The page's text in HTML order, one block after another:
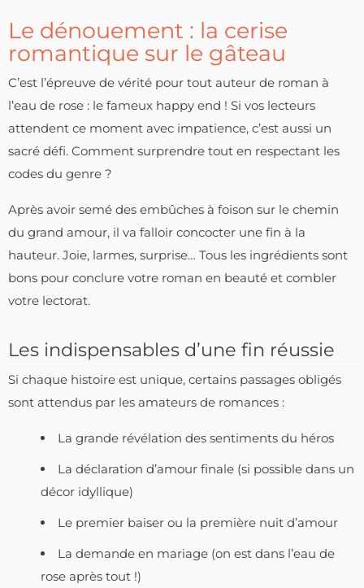
Le dénouement : la cerise
romantique sur le gâteau
C’est l’épreuve de vérité pour tout auteur de roman à
l’eau de rose : le fameux happy end ! Si vos lecteurs
attendent ce moment avec impatience, c’est aussi un
sacré défi. Comment surprendre tout en respectant les
codes du genre ?
Après avoir semé des embûches à foison sur le chemin
du grand amour, il va falloir concocter une fin à la
hauteur. Joie, larmes, surprise… Tous les ingrédients sont
bons pour conclure votre roman en beauté et combler
votre lectorat.
Les indispensables d’une fin réussie
Si chaque histoire est unique, certains passages obligés
sont attendus par les amateurs de romances :
La grande révélation des sentiments du héros
La déclaration d’amour finale (si possible dans un
décor idyllique)
Le premier baiser ou la première nuit d’amour
La demande en mariage (on est dans l’eau de
rose après tout !)